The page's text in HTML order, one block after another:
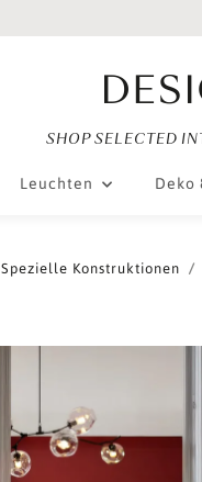
SHOP SELECTED
Leuchten Deko
Spezielle Konstruktionen